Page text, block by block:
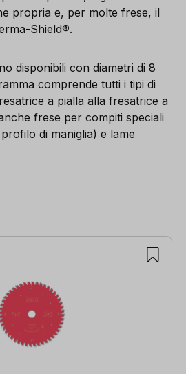
propria e, per molte frese, il
Shield®.
disponibili con diametri di 8
comprende tutti i tipi di
a pialla alla fresatrice a
frese per compiti speciali
di maniglia) e lame